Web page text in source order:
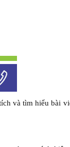
và tìm hiểu bài